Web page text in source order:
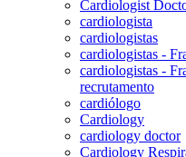
Cardiologist
cardiologista
cardiologistas
cardiologistas -
cardiologistas -
recrutamento
cardiólogo
Cardiology
cardiology doctor
Cardiology